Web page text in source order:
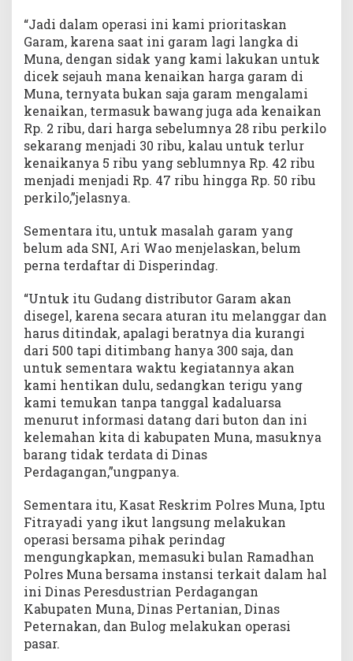
“Jadi dalam operasi ini kami prioritaskan
Garam, karena saat ini garam lagi langka di
Muna, dengan sidak yang kami lakukan untuk
dicek sejauh mana kenaikan harga garam di
Muna, ternyata bukan saja garam mengalami
kenaikan, termasuk bawang juga ada kenaikan
Rp. 2 ribu, dari harga sebelumnya 28 ribu perkilo
sekarang menjadi 30 ribu, kalau untuk terlur
kenaikanya 5 ribu yang seblumnya Rp. 42 ribu
menjadi menjadi Rp. 47 ribu hingga Rp. 50 ribu
perkilo,”jelasnya.
Sementara itu, untuk masalah garam yang
belum ada SNI, Ari Wao menjelaskan, belum
perna terdaftar di Disperindag.
“Untuk itu Gudang distributor Garam akan
disegel, karena secara aturan itu melanggar dan
harus ditindak, apalagi beratnya dia kurangi
dari 500 tapi ditimbang hanya 300 saja, dan
untuk sementara waktu kegiatannya akan
kami hentikan dulu, sedangkan terigu yang
kami temukan tanpa tanggal kadaluarsa
menurut informasi datang dari buton dan ini
kelemahan kita di kabupaten Muna, masuknya
barang tidak terdata di Dinas
Perdagangan,”ungpanya.
Sementara itu, Kasat Reskrim Polres Muna, Iptu
Fitrayadi yang ikut langsung melakukan
operasi bersama pihak perindag
mengungkapkan, memasuki bulan Ramadhan
Polres Muna bersama instansi terkait dalam hal
ini Dinas Peresdustrian Perdagangan
Kabupaten Muna, Dinas Pertanian, Dinas
Peternakan, dan Bulog melakukan operasi
pasar.